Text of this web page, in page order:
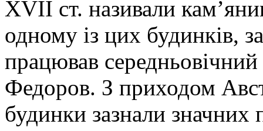
XVII ст. називали
одному із цих будинків,
працював середньовічний
Федоров. З приходом
будинки зазнали значних